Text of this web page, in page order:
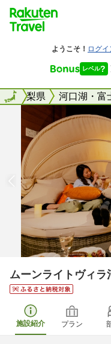
全国 山梨県 河口湖・富
全国
ムーンライトヴィラ
施設紹介 プラン